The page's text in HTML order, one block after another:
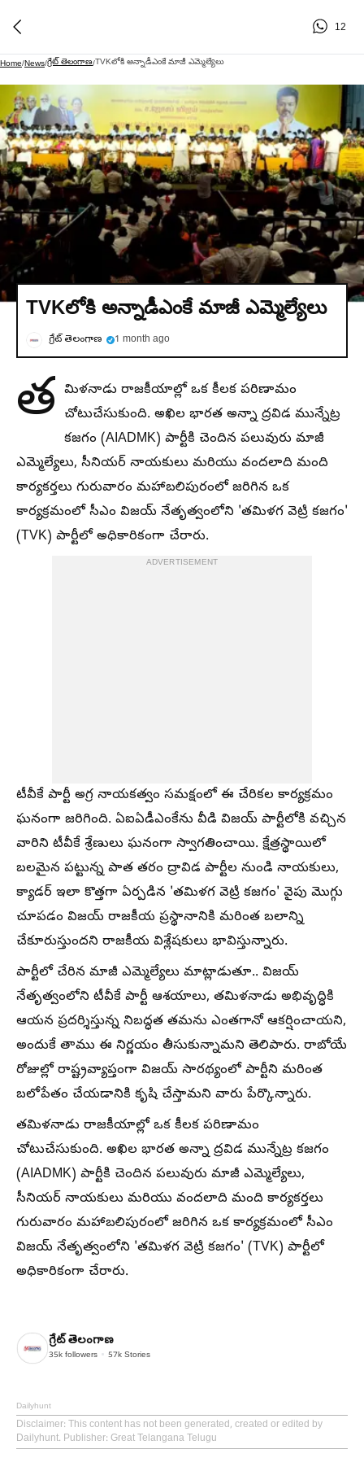
12
Home/News/గ్రేట్ తెలంగాణ/TVKలోకి అన్నాడీఎంకే మాజీ ఎమ్మెల్యేలు
TVKలోకి అన్నాడీఎంకే మాజీ ఎమ్మెల్యేలు
గ్రేట్ తెలంగాణ 1 month ago
త మిళనాడు రాజకీయాల్లో ఒక కీలక పరిణామం
చోటుచేసుకుంది. అఖిల భారత అన్నా ద్రవిడ మున్నేట్ర
కజగం (AIADMK) పార్టీకి చెందిన పలువురు మాజీ
ఎమ్మెల్యేలు, సీనియర్ నాయకులు మరియు వందలాది మంది
కార్యకర్తలు గురువారం మహాబలిపురంలో జరిగిన ఒక
కార్యక్రమంలో సీఎం విజయ్ నేతృత్వంలోని 'తమిళగ వెట్రి కజగం'
(TVK) పార్టీలో అధికారికంగా చేరారు.
ADVERTISEMENT
టీవీకే పార్టీ అగ్ర నాయకత్వం సమక్షంలో ఈ చేరికల కార్యక్రమం
ఘనంగా జరిగింది. ఏఐఏడీఎంకేను వీడి విజయ్ పార్టీలోకి వచ్చిన
వారిని టీవీకే శ్రేణులు ఘనంగా స్వాగతించాయి. క్షేత్రస్థాయిలో
బలమైన పట్టున్న పాత తరం ద్రావిడ పార్టీల నుండి నాయకులు,
క్యాడర్ ఇలా కొత్తగా ఏర్పడిన 'తమిళగ వెట్రి కజగం' వైపు మొగ్గు
చూపడం విజయ్ రాజకీయ ప్రస్థానానికి మరింత బలాన్ని
చేకూరుస్తుందని రాజకీయ విశ్లేషకులు భావిస్తున్నారు.
పార్టీలో చేరిన మాజీ ఎమ్మెల్యేలు మాట్లాడుతూ.. విజయ్
నేతృత్వంలోని టీవీకే పార్టీ ఆశయాలు, తమిళనాడు అభివృద్ధికి
ఆయన ప్రదర్శిస్తున్న నిబద్ధత తమను ఎంతగానో ఆకర్షించాయని,
అందుకే తాము ఈ నిర్ణయం తీసుకున్నామని తెలిపారు. రాబోయే
రోజుల్లో రాష్ట్రవ్యాప్తంగా విజయ్ సారథ్యంలో పార్టీని మరింత
బలోపేతం చేయడానికి కృషి చేస్తామని వారు పేర్కొన్నారు.
తమిళనాడు రాజకీయాల్లో ఒక కీలక పరిణామం
చోటుచేసుకుంది. అఖిల భారత అన్నా ద్రవిడ మున్నేట్ర కజగం
(AIADMK) పార్టీకి చెందిన పలువురు మాజీ ఎమ్మెల్యేలు,
సీనియర్ నాయకులు మరియు వందలాది మంది కార్యకర్తలు
గురువారం మహాబలిపురంలో జరిగిన ఒక కార్యక్రమంలో సీఎం
విజయ్ నేతృత్వంలోని 'తమిళగ వెట్రి కజగం' (TVK) పార్టీలో
అధికారికంగా చేరారు.
గ్రేట్ తెలంగాణ
35k followers 57k Stories
Dailyhunt
Disclaimer: This content has not been generated, created or edited by
Dailyhunt. Publisher: Great Telangana Telugu